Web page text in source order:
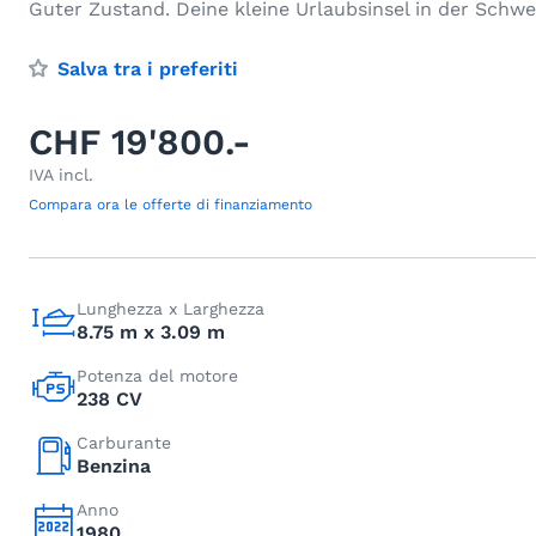
Guter Zustand. Deine kleine Urlaubsinsel in der
Salva tra i preferiti
CHF 19'800.-
IVA incl.
Compara ora le offerte di finanziamento
Lunghezza x Larghezza
8.75 m x 3.09 m
Potenza del motore
238 CV
Carburante
Benzina
Anno